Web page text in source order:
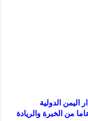
اليمن الدولية
من الخبرة والريادة